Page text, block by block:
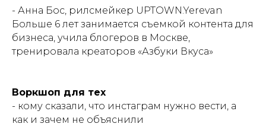
- Анна Бос, рилсмейкер UPTOWN.Yerevan
Больше 6 лет занимается съемкой контента для
бизнеса, учила блогеров в Москве,
тренировала креаторов «Азбуки Вкуса»
Воркшоп для тех
- кому сказали, что инстаграм нужно вести, а
как и зачем не объяснили